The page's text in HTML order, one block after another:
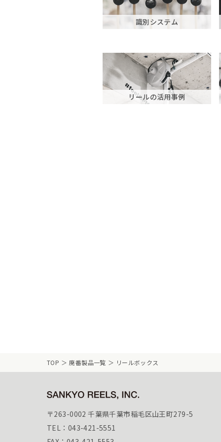
識別システム
リールの活用事例
TOP 廃番製品一覧 リールボックス
〒263-0002 千葉県千葉市稲毛区山王町279-5
TEL：043-421-5551